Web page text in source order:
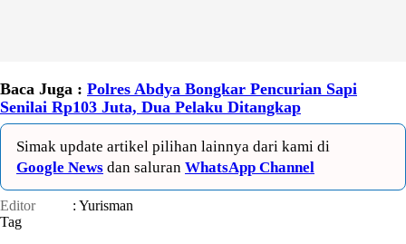
Baca Juga : Polres Abdya Bongkar Pencurian Sapi
Senilai Rp103 Juta, Dua Pelaku Ditangkap
Simak update artikel pilihan lainnya dari kami di
Google News dan saluran WhatsApp Channel
Editor
: Yurisman
Tag